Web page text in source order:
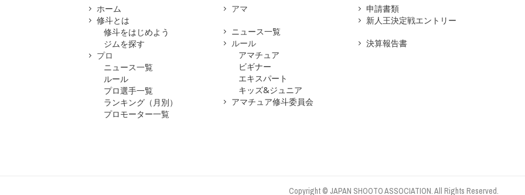
ホーム
修斗とは
修斗をはじめよう
ジムを探す
プロ
ニュース一覧
ルール
プロ選手一覧
ランキング（月別）
プロモーター一覧
アマ
ニュース一覧
ルール
アマチュア
ビギナー
エキスパート
キッズ&ジュニア
アマチュア修斗委員会
申請書類
新人王決定戦エントリー
決算報告書
Copyright © JAPAN SHOOTO ASSOCIATION. All Rights Reserved.